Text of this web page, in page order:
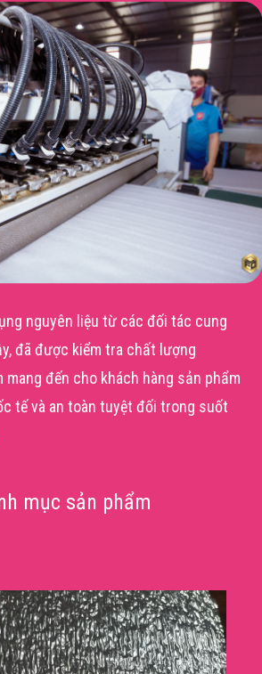
nguyên liệu từ các đối tác cung
đã được kiểm tra chất lượng
mang đến cho khách hàng sản phẩm
tế và an toàn tuyệt đối trong suốt
mục sản phẩm